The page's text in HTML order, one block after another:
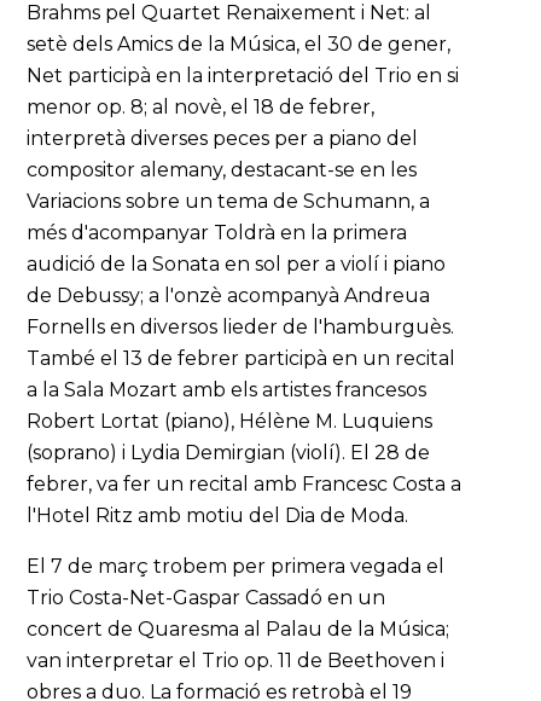
Brahms pel Quartet Renaixement i Net: al
setè dels Amics de la Música, el 30 de gener,
Net participà en la interpretació del Trio en si
menor op. 8; al novè, el 18 de febrer,
interpretà diverses peces per a piano del
compositor alemany, destacant-se en les
Variacions sobre un tema de Schumann, a
més d'acompanyar Toldrà en la primera
audició de la Sonata en sol per a violí i piano
de Debussy; a l'onzè acompanyà Andreua
Fornells en diversos lieder de l'hamburguès.
També el 13 de febrer participà en un recital
a la Sala Mozart amb els artistes francesos
Robert Lortat (piano), Hélène M. Luquiens
(soprano) i Lydia Demirgian (violí). El 28 de
febrer, va fer un recital amb Francesc Costa a
l'Hotel Ritz amb motiu del Dia de Moda.
El 7 de març trobem per primera vegada el
Trio Costa-Net-Gaspar Cassadó en un
concert de Quaresma al Palau de la Música;
van interpretar el Trio op. 11 de Beethoven i
obres a duo. La formació es retrobà el 19